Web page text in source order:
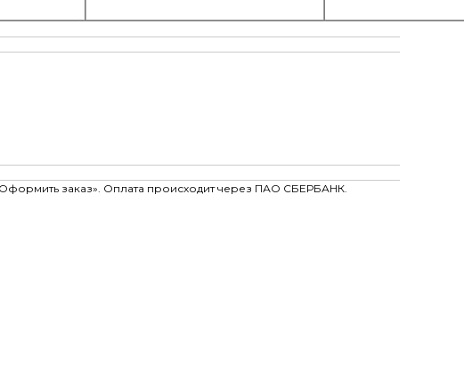
заказ». Оплата происходит через ПАО СБЕРБАНК.